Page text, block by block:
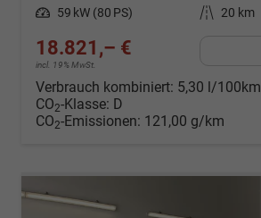
Leistung 59 kW (80 PS) Kilometerstand 20 km
18.821,– €
incl. 19% MwSt.
Verbrauch kombiniert: 5,30 l/100km
CO2-Klasse: D
CO2-Emissionen: 121,00 g/km